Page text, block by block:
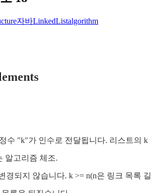
자바LinkedListalgorithm
수 "k"가 인수로 전달됩니다. 리스트의 k
알고리즘 체조.
경되지 않습니다. k >= n(n은 링크 목록 길